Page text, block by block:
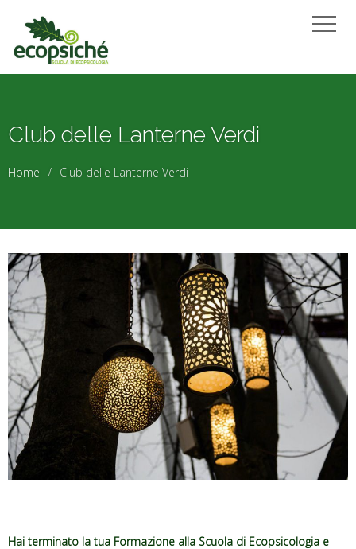
Club delle Lanterne Verdi
Home Club delle Lanterne Verdi
Hai terminato la tua Formazione alla Scuola di Ecopsicologia e